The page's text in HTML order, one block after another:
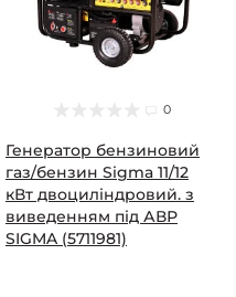
0
Генератор бензиновий
газ/бензин Sigma 11/12
кВт двоциліндровий. з
виведенням під АВР
SIGMA (5711981)